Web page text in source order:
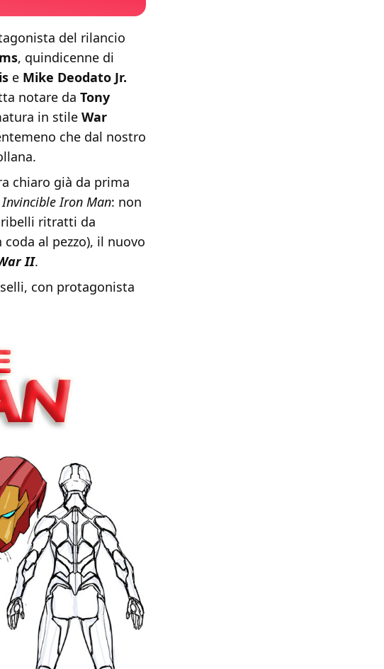
del rilancio
, quindicenne di
e Mike Deodato Jr.
notare da Tony
in stile War
che dal nostro
chiaro già da prima
Invincible Iron Man: non
ribelli ritratti da
al pezzo), il nuovo
II.
con protagonista